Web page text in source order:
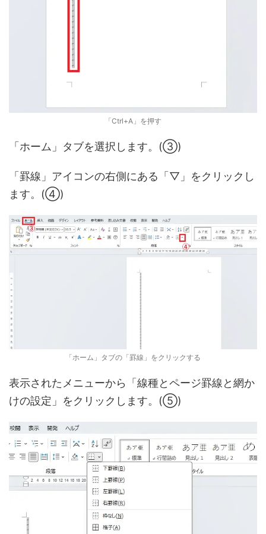
「Ctrl+A」を押す
「ホーム」タブを選択します。(③)
「罫線」アイコンの右側にある「▽」をクリックし
ます。(④)
「ホーム」タブの「罫線」をクリックする
表示されたメニューから「線種とページ罫線と網か
けの設定」をクリックします。(⑤)